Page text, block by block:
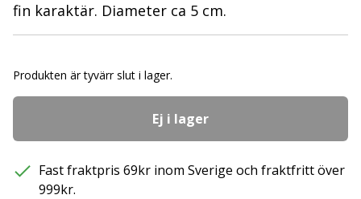
fin karaktär. Diameter ca 5 cm.
Produkten är tyvärr slut i lager.
Ej i lager
Fast fraktpris 69kr inom Sverige och fraktfritt över
999kr.